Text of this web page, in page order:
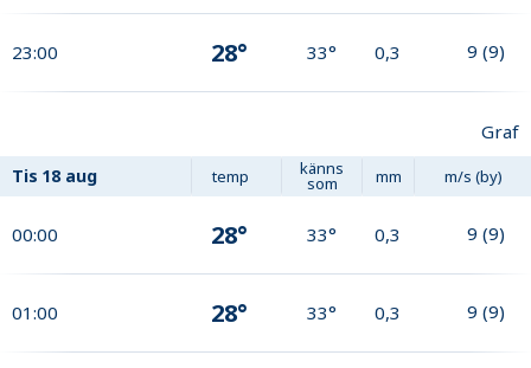
23:00 28° 33° 0,3 9 (9)
Graf
Tis 18 aug temp känns
som mm m/s (by)
00:00 28° 33° 0,3 9 (9)
01:00 28° 33° 0,3 9 (9)